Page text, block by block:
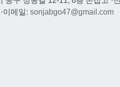
이메일: sonjabgo47@gmail.com